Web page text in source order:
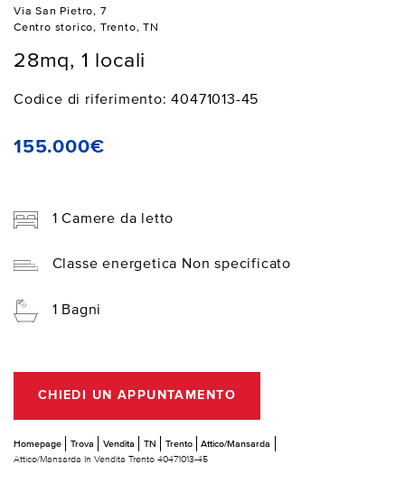
Via San Pietro, 7
Centro storico, Trento, TN
28mq, 1 locali
Codice di riferimento: 40471013-45
155.000€
1 Camere da letto
Classe energetica Non specificato
1 Bagni
CHIEDI UN APPUNTAMENTO
Homepage Trova Vendita TN Trento
Attico/Mansarda
Attico/Mansarda In Vendita Trento 40471013-45